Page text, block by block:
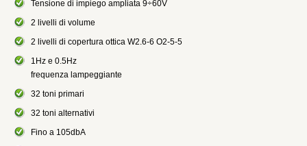
Tensione di impiego ampliata 9÷60V
2 livelli di volume
2 livelli di copertura ottica W2.6-6 O2-5-5
1Hz e 0.5Hz
frequenza lampeggiante
32 toni primari
32 toni alternativi
Fino a 105dbA